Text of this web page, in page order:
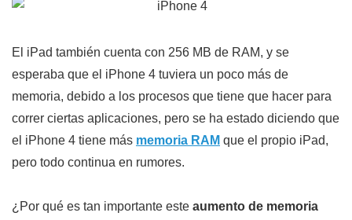
El iPad también cuenta con 256 MB de RAM, y se
esperaba que el iPhone 4 tuviera un poco más de
memoria, debido a los procesos que tiene que hacer para
correr ciertas aplicaciones, pero se ha estado diciendo que
el iPhone 4 tiene más memoria RAM que el propio iPad,
pero todo continua en rumores.
¿Por qué es tan importante este aumento de memoria